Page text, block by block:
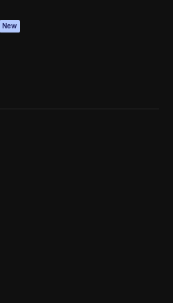
New